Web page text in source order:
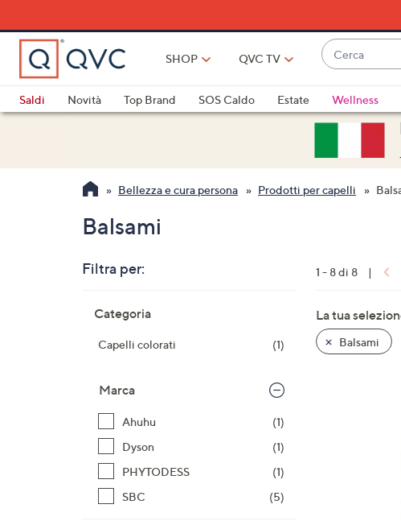
al
contenuto
principale
SHOP QVC TV
Cerca
sono
disponibili
suggerimenti,
usa
tasti
giù
scorri
a
sinistra
Saldi Novità Top Brand SOS Caldo Estate Wellness
Bellezza e cura persona Prodotti per capelli
Balsami
Filtra per:
allaCategoria
Capelli colorati (1)
Marca
Ahuhu
(1)
Dyson
(1)
PHYTODESS
(1)
SBC
(5)
1 - 8 di 8 |
La tua
Balsami